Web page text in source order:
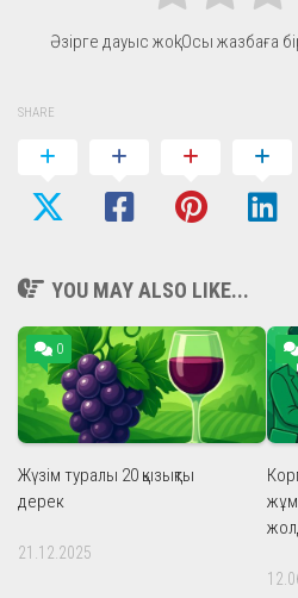
Әзірге дауыс жоқ! Осы жазбаға
SHARE
YOU MAY ALSO LIKE...
0
Жүзім туралы 20 қызықты
дерек
21.12.2025